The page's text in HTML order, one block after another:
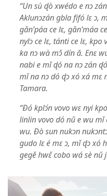
“Un sù ɖò xwédo e nɔ
Aklunɔzán gbla fifó lɛ ɔ,
gǎn’páa ce lɛ, gǎn’máa
nylɔ ce lɛ, tánti ce lɛ, kpo
ka nɔ wà mɔ̌ dín ǎ. Enɛ
nabi e mǐ ɖó na nɔ zán
mǐ na nɔ dó ɖɔ xó xá mɛ
Tamara.
“Ðó kplɔ́n vovo wɛ nyi
linlin vovo dó nǔ e wu mǐ
wu. Ðò sun nukɔn
gudo lɛ é mɛ ɔ, mǐ ɖɔ xó
gegě hwɛ̌ cobo wá sè nǔ